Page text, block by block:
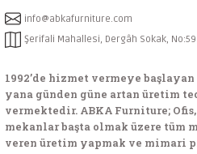
info@abkafurniture.com
Şerifali Mahallesi, Dergâh Sokak,
1992’de hizmet vermeye
yana günden güne artan üretim
vermektedir. ABKA Furniture;
mekanlar başta olmak üzere tüm
veren üretim yapmak ve mimari